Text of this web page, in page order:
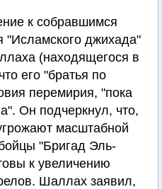
к собравшимся
"Исламского джихада"
(находящегося в
его "братья по
перемирия, "пока
Он подчеркнул, что,
масштабной
"Бригад Эль-
к увеличению
Шаллах заявил,